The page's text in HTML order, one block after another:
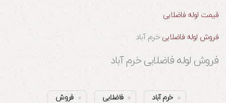
قیمت لوله فاضلابی
فروش لوله فاضلابیخرم آباد
فروش لوله فاضلابی خرم آباد
خرم آباد فاضلابی فروش